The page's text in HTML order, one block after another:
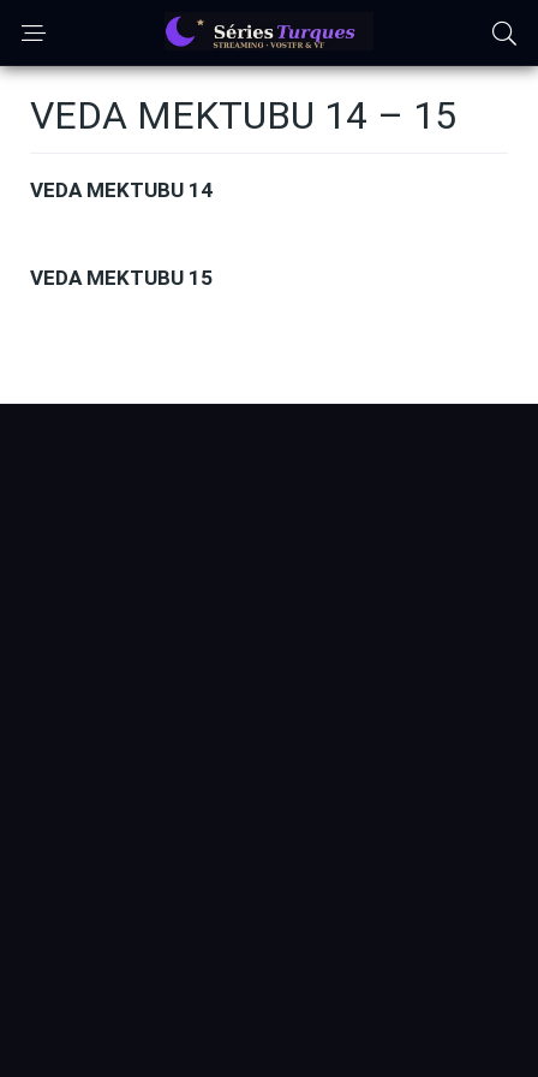
VEDA MEKTUBU 14 – 15
VEDA MEKTUBU 14
VEDA MEKTUBU 15